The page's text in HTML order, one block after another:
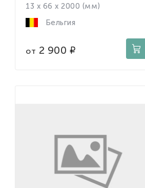
13 x 66 x 2000 (мм)
Бельгия
от 2 900